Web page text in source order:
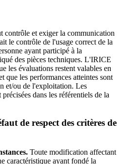
contrôle et exiger la communication
le contrôle de l'usage correct de la
ayant participé à la
des pièces techniques. L'IRICE
les évaluations restent valables en
que les performances atteintes sont
et/ou de l'exploitation. Les
dans les référentiels de la
de respect des critères de
Toute modification affectant
caractéristique ayant fondé la